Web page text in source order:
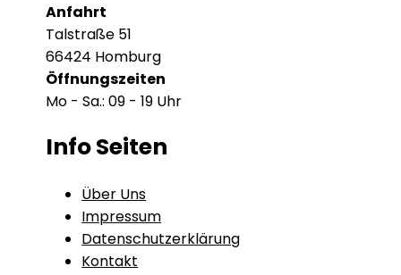
Anfahrt
Talstraße 51
66424 Homburg
Öffnungszeiten
Mo - Sa.: 09 - 19 Uhr
Info Seiten
Über Uns
Impressum
Datenschutzerklärung
Kontakt